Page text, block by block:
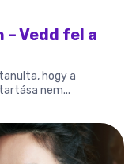
Vedd fel a
hogy a
nem...